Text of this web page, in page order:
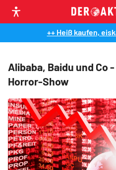
++ Heiß kaufen,
Alibaba, Baidu und Co
Horror-Show